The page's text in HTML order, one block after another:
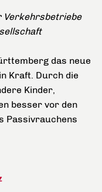
Verkehrsbetriebe
das neue
Kraft. Durch die
Kinder,
besser vor den
Passivrauchens